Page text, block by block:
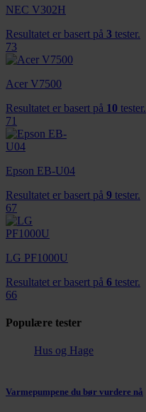
NEC V302H
Resultatet er basert på 3 tester.
73
Acer V7500
Resultatet er basert på 10 tester.
71
Epson EB-U04
Resultatet er basert på 9 tester.
67
LG PF1000U
Resultatet er basert på 6 tester.
66
Populære tester
Hus og Hage
Varmepumpene du bør vurdere nå